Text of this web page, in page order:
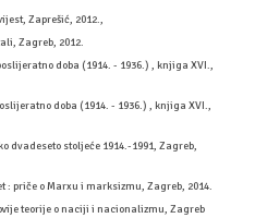
Zaprešić, 2012.,
Zagreb, 2012.
doba (1914. - 1936.) , knjiga XVI.,
doba (1914. - 1936.) , knjiga XVI.,
dvadeseto stoljeće 1914.-1991, Zagreb,
: priče o Marxu i marksizmu, Zagreb, 2014.
teorije o naciji i nacionalizmu, Zagreb